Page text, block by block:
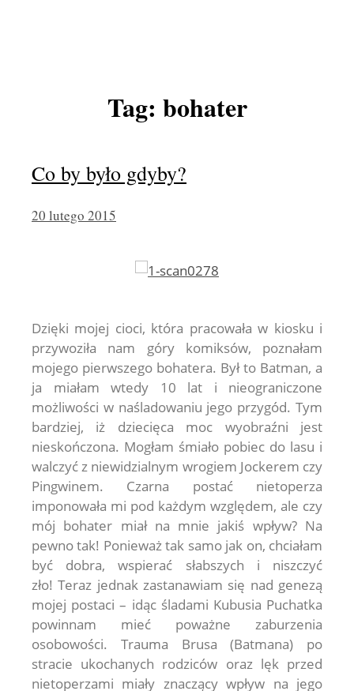
Tag: bohater
Co by było gdyby?
20 lutego 2015
Dzięki mojej cioci, która pracowała w kiosku i
przywoziła nam góry komiksów, poznałam
mojego pierwszego bohatera. Był to Batman, a
ja miałam wtedy 10 lat i nieograniczone
możliwości w naśladowaniu jego przygód. Tym
bardziej, iż dziecięca moc wyobraźni jest
nieskończona. Mogłam śmiało pobiec do lasu i
walczyć z niewidzialnym wrogiem Jockerem czy
Pingwinem. Czarna postać nietoperza
imponowała mi pod każdym względem, ale czy
mój bohater miał na mnie jakiś wpływ? Na
pewno tak! Ponieważ tak samo jak on, chciałam
być dobra, wspierać słabszych i niszczyć
zło! Teraz jednak zastanawiam się nad genezą
mojej postaci – idąc śladami Kubusia Puchatka
powinnam mieć poważne zaburzenia
osobowości. Trauma Brusa (Batmana) po
stracie ukochanych rodziców oraz lęk przed
nietoperzami miały znaczący wpływ na jego